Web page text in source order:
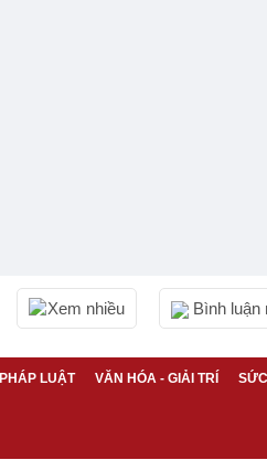
Xem nhiều Bình luận
PHÁP LUẬT VĂN HÓA - GIẢI TRÍ